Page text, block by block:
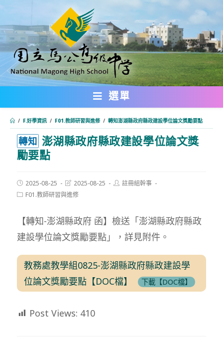
轉
主
要
內
選單
/ F.好學資訊 / F01.教師研習與進修 / 轉知澎湖縣政府縣政建設學位論文獎勵要點
轉知 澎湖縣政府縣政建設學位論文獎
勵要點
Post
published:
2025-08-25
Post
last
modified:
2025-08-25
Post註冊組幹事
PostF01.教師研習與進修
【轉知-澎湖縣政府 函】檢送「澎湖縣政府縣政
建設學位論文獎勵要點」，詳見附件。
教務處教學組0825-澎湖縣政府縣政建設學
位論文獎勵要點【DOC檔】
下載【DOC檔】
Post Views: 410